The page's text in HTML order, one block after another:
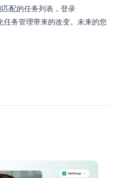
配的任务列表，登录
任务管理带来的改变。未来的您